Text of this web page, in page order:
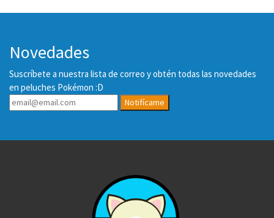
Novedades
Suscríbete a nuestra lista de correo y obtén todas las novedades
en peluches Pokémon :D
Notifícame